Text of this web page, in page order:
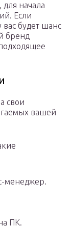
начала
Если
будет шанс
бренд
свои
вашей
менеджер.
ПК.